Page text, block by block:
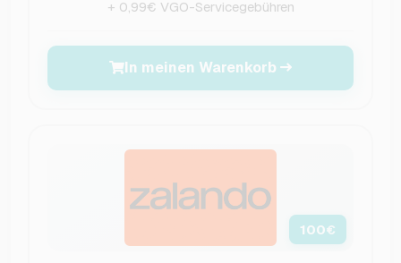
+ 0,99€ VGO-Servicegebühren
In meinen Warenkorb
100€